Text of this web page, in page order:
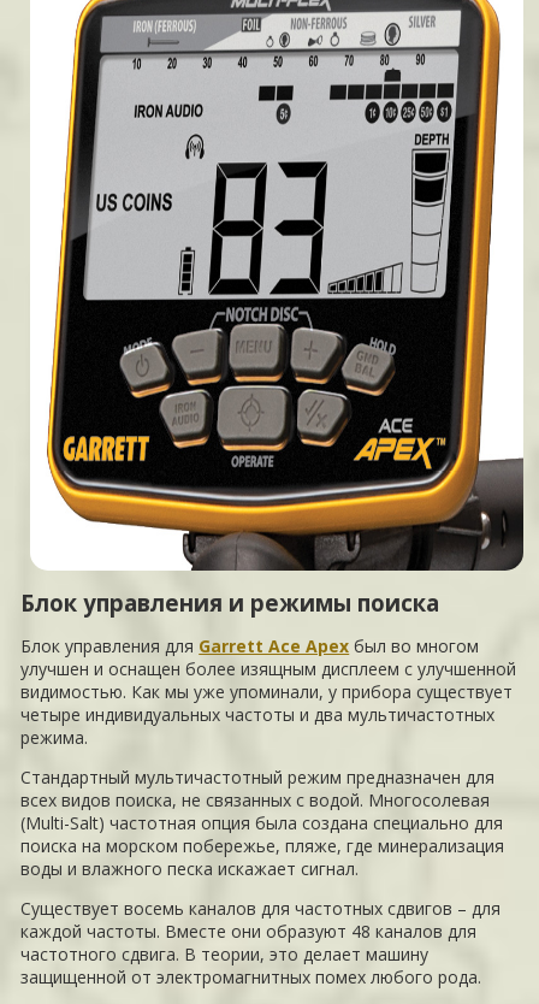
Блок управления и режимы поиска
Блок управления для Garrett Ace Apex был во многом
улучшен и оснащен более изящным дисплеем с улучшенной
видимостью. Как мы уже упоминали, у прибора существует
четыре индивидуальных частоты и два мультичастотных
режима.
Стандартный мультичастотный режим предназначен для
всех видов поиска, не связанных с водой. Многосолевая
(Multi-Salt) частотная опция была создана специально для
поиска на морском побережье, пляже, где минерализация
воды и влажного песка искажает сигнал.
Существует восемь каналов для частотных сдвигов – для
каждой частоты. Вместе они образуют 48 каналов для
частотного сдвига. В теории, это делает машину
защищенной от электромагнитных помех любого рода.